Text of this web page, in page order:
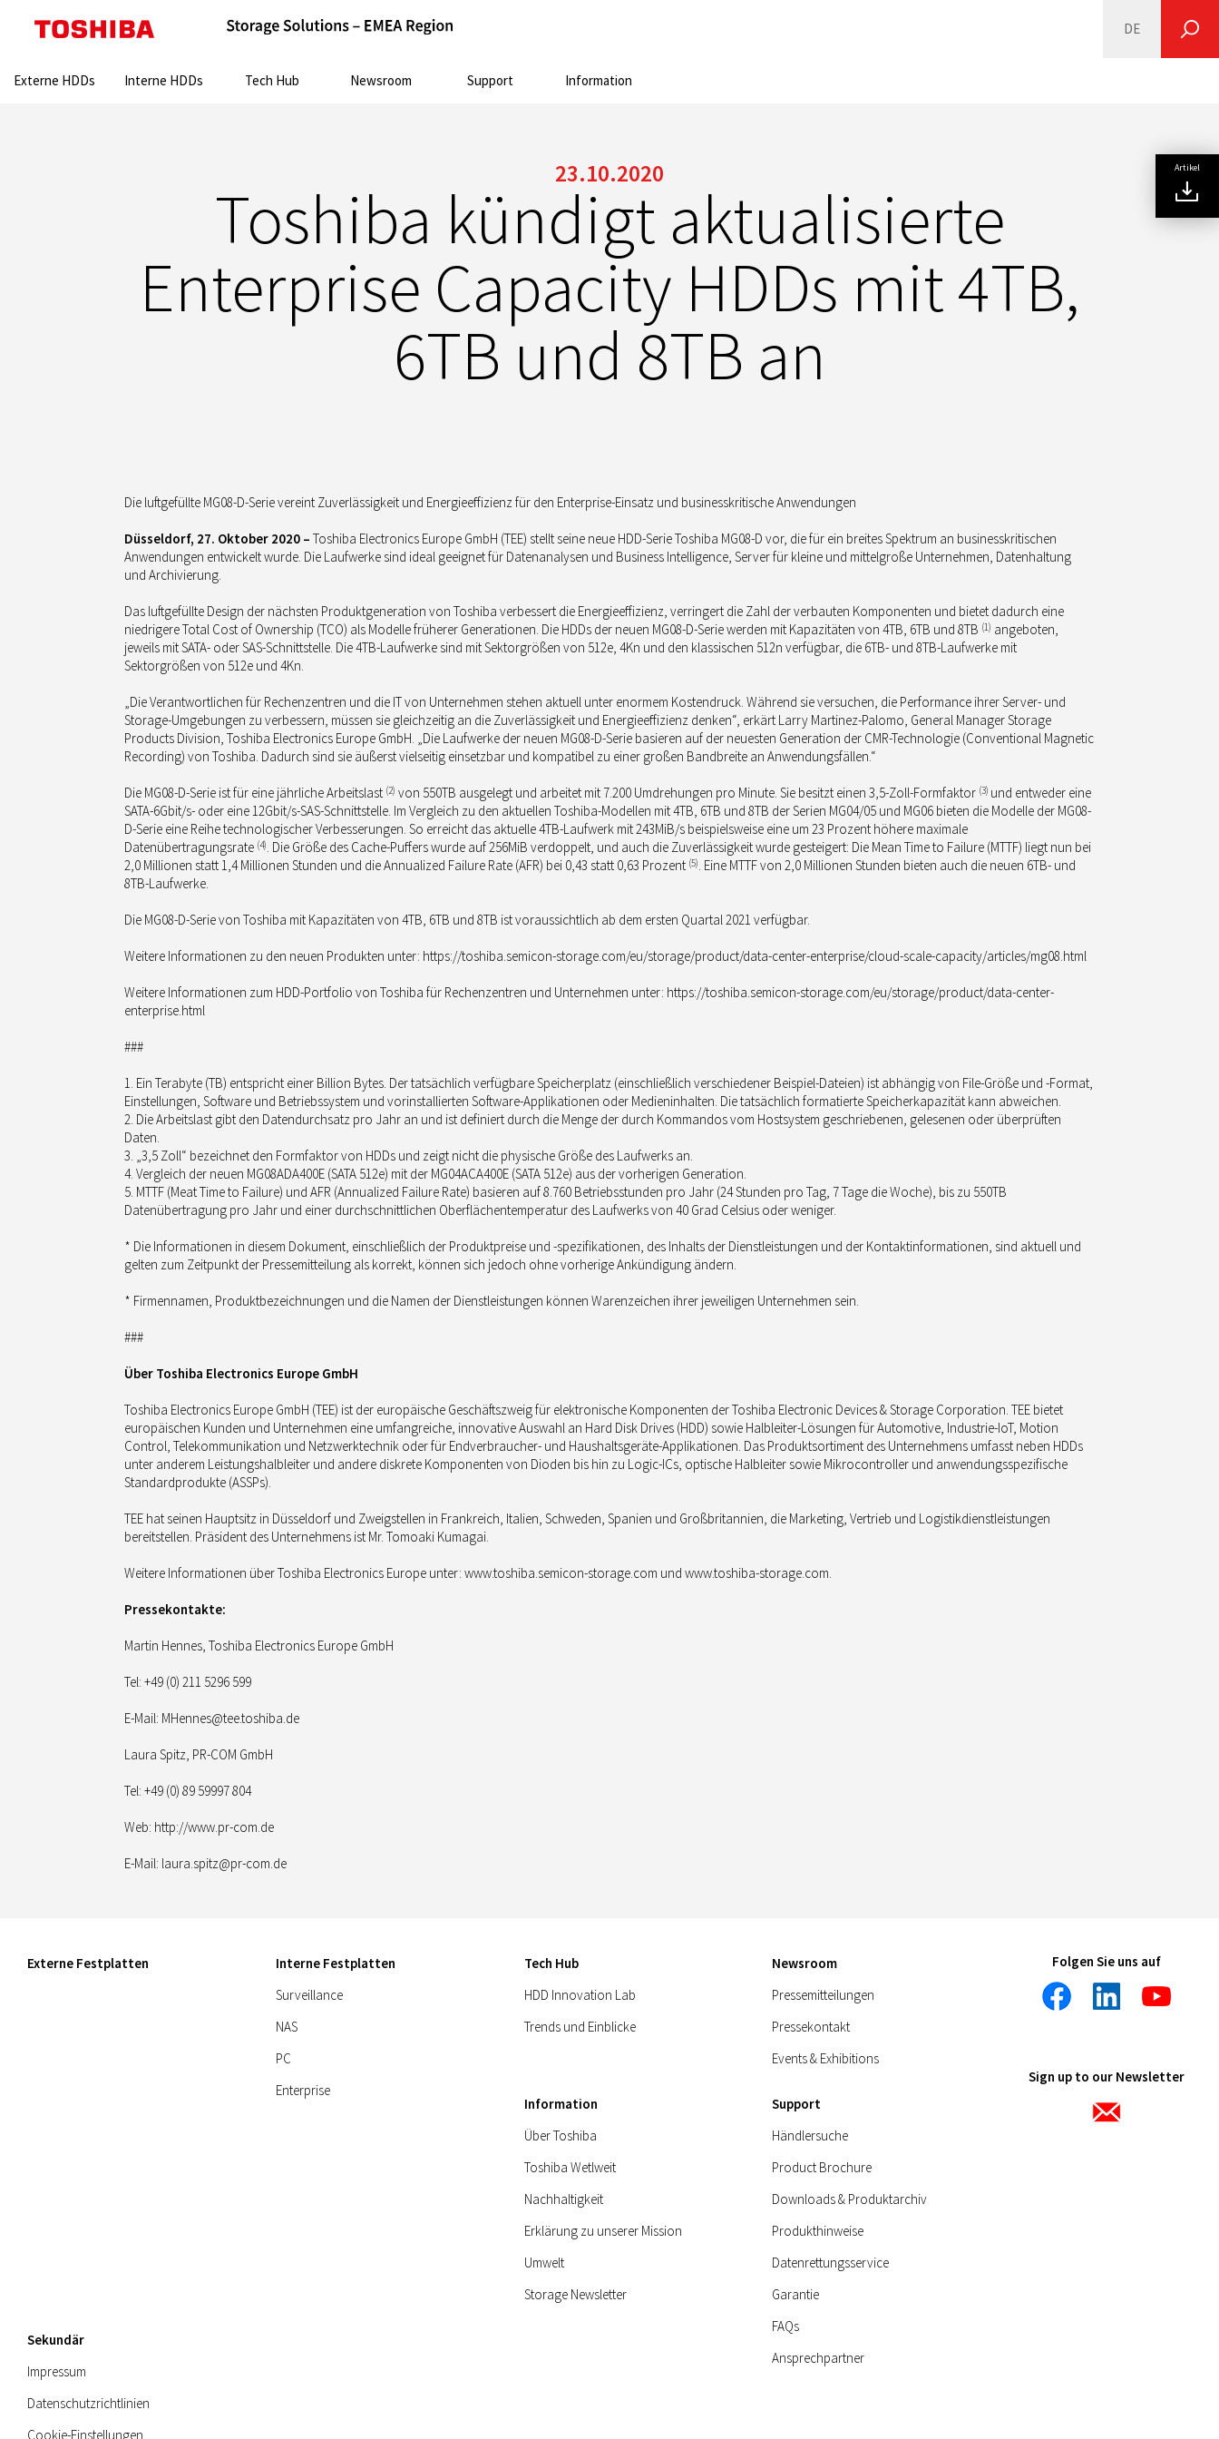
Externe HDDs Interne HDDs Tech Hub Newsroom Support Information
DE
Search:
23.10.2020
Toshiba kündigt aktualisierte
Enterprise Capacity HDDs mit 4TB,
6TB und 8TB an
Artikel
Die luftgefüllte MG08-D-Serie vereint Zuverlässigkeit und Energieeffizienz für den Enterprise-Einsatz und businesskritische Anwendungen
Düsseldorf, 27. Oktober 2020 – Toshiba Electronics Europe GmbH (TEE) stellt seine neue HDD-Serie Toshiba MG08-D vor, die für ein breites Spektrum an businesskritischen
Anwendungen entwickelt wurde. Die Laufwerke sind ideal geeignet für Datenanalysen und Business Intelligence, Server für kleine und mittelgroße Unternehmen, Datenhaltung
und Archivierung.
Das luftgefüllte Design der nächsten Produktgeneration von Toshiba verbessert die Energieeffizienz, verringert die Zahl der verbauten Komponenten und bietet dadurch eine
niedrigere Total Cost of Ownership (TCO) als Modelle früherer Generationen. Die HDDs der neuen MG08-D-Serie werden mit Kapazitäten von 4TB, 6TB und 8TB (1) angeboten,
jeweils mit SATA- oder SAS-Schnittstelle. Die 4TB-Laufwerke sind mit Sektorgrößen von 512e, 4Kn und den klassischen 512n verfügbar, die 6TB- und 8TB-Laufwerke mit
Sektorgrößen von 512e und 4Kn.
„Die Verantwortlichen für Rechenzentren und die IT von Unternehmen stehen aktuell unter enormem Kostendruck. Während sie versuchen, die Performance ihrer Server- und
Storage-Umgebungen zu verbessern, müssen sie gleichzeitig an die Zuverlässigkeit und Energieeffizienz denken“, erkärt Larry Martinez-Palomo, General Manager Storage
Products Division, Toshiba Electronics Europe GmbH. „Die Laufwerke der neuen MG08-D-Serie basieren auf der neuesten Generation der CMR-Technologie (Conventional Magnetic
Recording) von Toshiba. Dadurch sind sie äußerst vielseitig einsetzbar und kompatibel zu einer großen Bandbreite an Anwendungsfällen.“
Die MG08-D-Serie ist für eine jährliche Arbeitslast (2) von 550TB ausgelegt und arbeitet mit 7.200 Umdrehungen pro Minute. Sie besitzt einen 3,5-Zoll-Formfaktor (3) und entweder eine
SATA-6Gbit/s- oder eine 12Gbit/s-SAS-Schnittstelle. Im Vergleich zu den aktuellen Toshiba-Modellen mit 4TB, 6TB und 8TB der Serien MG04/05 und MG06 bieten die Modelle der MG08-
D-Serie eine Reihe technologischer Verbesserungen. So erreicht das aktuelle 4TB-Laufwerk mit 243MiB/s beispielsweise eine um 23 Prozent höhere maximale
Datenübertragungsrate (4). Die Größe des Cache-Puffers wurde auf 256MiB verdoppelt, und auch die Zuverlässigkeit wurde gesteigert: Die Mean Time to Failure (MTTF) liegt nun bei
2,0 Millionen statt 1,4 Millionen Stunden und die Annualized Failure Rate (AFR) bei 0,43 statt 0,63 Prozent (5). Eine MTTF von 2,0 Millionen Stunden bieten auch die neuen 6TB- und
8TB-Laufwerke.
Die MG08-D-Serie von Toshiba mit Kapazitäten von 4TB, 6TB und 8TB ist voraussichtlich ab dem ersten Quartal 2021 verfügbar.
Weitere Informationen zu den neuen Produkten unter: https://toshiba.semicon-storage.com/eu/storage/product/data-center-enterprise/cloud-scale-capacity/articles/mg08.html
Weitere Informationen zum HDD-Portfolio von Toshiba für Rechenzentren und Unternehmen unter: https://toshiba.semicon-storage.com/eu/storage/product/data-center-
enterprise.html
###
Ein Terabyte (TB) entspricht einer Billion Bytes. Der tatsächlich verfügbare Speicherplatz (einschließlich verschiedener Beispiel-Dateien) ist abhängig von File-Größe und -Format,
Einstellungen, Software und Betriebssystem und vorinstallierten Software-Applikationen oder Medieninhalten. Die tatsächlich formatierte Speicherkapazität kann abweichen.
Die Arbeitslast gibt den Datendurchsatz pro Jahr an und ist definiert durch die Menge der durch Kommandos vom Hostsystem geschriebenen, gelesenen oder überprüften
Daten.
„3,5 Zoll“ bezeichnet den Formfaktor von HDDs und zeigt nicht die physische Größe des Laufwerks an.
Vergleich der neuen MG08ADA400E (SATA 512e) mit der MG04ACA400E (SATA 512e) aus der vorherigen Generation.
MTTF (Meat Time to Failure) und AFR (Annualized Failure Rate) basieren auf 8.760 Betriebsstunden pro Jahr (24 Stunden pro Tag, 7 Tage die Woche), bis zu 550TB
Datenübertragung pro Jahr und einer durchschnittlichen Oberflächentemperatur des Laufwerks von 40 Grad Celsius oder weniger.
* Die Informationen in diesem Dokument, einschließlich der Produktpreise und -spezifikationen, des Inhalts der Dienstleistungen und der Kontaktinformationen, sind aktuell und
gelten zum Zeitpunkt der Pressemitteilung als korrekt, können sich jedoch ohne vorherige Ankündigung ändern.
* Firmennamen, Produktbezeichnungen und die Namen der Dienstleistungen können Warenzeichen ihrer jeweiligen Unternehmen sein.
###
Über Toshiba Electronics Europe GmbH
Toshiba Electronics Europe GmbH (TEE) ist der europäische Geschäftszweig für elektronische Komponenten der Toshiba Electronic Devices & Storage Corporation. TEE bietet
europäischen Kunden und Unternehmen eine umfangreiche, innovative Auswahl an Hard Disk Drives (HDD) sowie Halbleiter-Lösungen für Automotive, Industrie-IoT, Motion
Control, Telekommunikation und Netzwerktechnik oder für Endverbraucher- und Haushaltsgeräte-Applikationen. Das Produktsortiment des Unternehmens umfasst neben HDDs
unter anderem Leistungshalbleiter und andere diskrete Komponenten von Dioden bis hin zu Logic-ICs, optische Halbleiter sowie Mikrocontroller und anwendungsspezifische
Standardprodukte (ASSPs).
TEE hat seinen Hauptsitz in Düsseldorf und Zweigstellen in Frankreich, Italien, Schweden, Spanien und Großbritannien, die Marketing, Vertrieb und Logistikdienstleistungen
bereitstellen. Präsident des Unternehmens ist Mr. Tomoaki Kumagai.
Weitere Informationen über Toshiba Electronics Europe unter: www.toshiba.semicon-storage.com und www.toshiba-storage.com.
Pressekontakte:
Martin Hennes, Toshiba Electronics Europe GmbH
Tel: +49 (0) 211 5296 599
E-Mail: MHennes@tee.toshiba.de
Laura Spitz, PR-COM GmbH
Tel: +49 (0) 89 59997 804
Web: http://www.pr-com.de
E-Mail: laura.spitz@pr-com.de
Externe Festplatten
Interne Festplatten
Surveillance
NAS
PC
Enterprise
Tech Hub
HDD Innovation Lab
Trends und Einblicke
Newsroom
Pressemitteilungen
Pressekontakt
Events & Exhibitions
Support
Händlersuche
Product Brochure
Downloads & Produktarchiv
Produkthinweise
Datenrettungsservice
Garantie
FAQs
Ansprechpartner
Information
Über Toshiba
Toshiba Wetlweit
Nachhaltigkeit
Erklärung zu unserer Mission
Umwelt
Storage Newsletter
Sekundär
Impressum
Datenschutzrichtlinien
Cookie-Einstellungen
Folgen Sie uns auf
Sign up to our Newsletter